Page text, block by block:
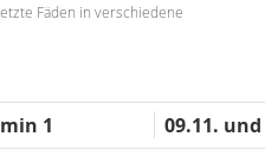
Fäden in verschiedene
1 09.11. und